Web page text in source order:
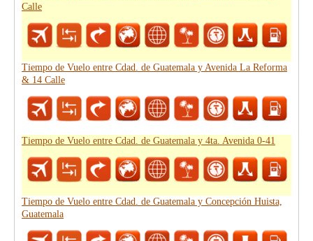
Calle
Tiempo de Vuelo entre Cdad. de Guatemala y Avenida La Reforma
& 14 Calle
Tiempo de Vuelo entre Cdad. de Guatemala y 4ta. Avenida 0-41
Tiempo de Vuelo entre Cdad. de Guatemala y Concepción Huista,
Guatemala